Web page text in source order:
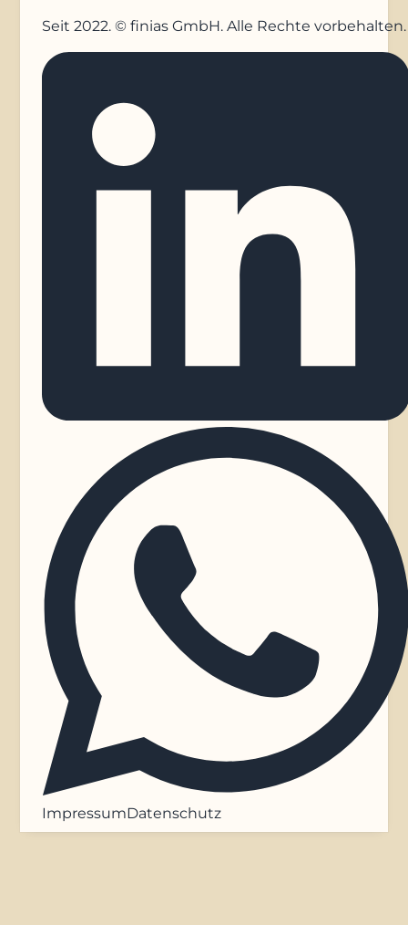
Seit 2022. © finias GmbH. Alle Rechte vorbehalten.
ImpressumDatenschutz